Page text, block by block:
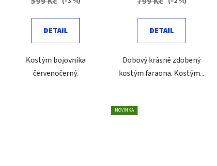
DETAIL
Kostým bojovníka
červenočerný.
DETAIL
Dobový krásně zdobený
kostým faraona. Kostým...
NOVINKA